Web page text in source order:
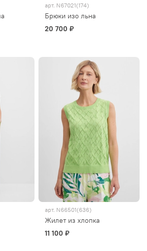
арт. N67021(174)
Брюки изо льна
20 700 ₽
арт. N66501(636)
Жилет из хлопка
11 100 ₽